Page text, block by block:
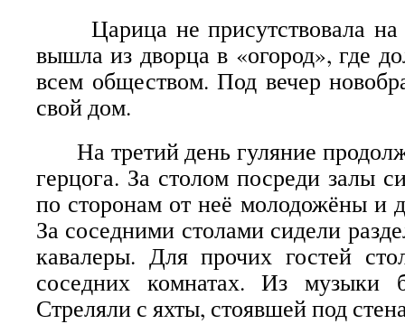
Царица не присутствовала на
вышла из дворца в «огород», где
всем обществом. Под вечер
свой дом.
На третий день гуляние
герцога. За столом посреди залы
по сторонам от неё молодожёны и
За соседними столами сидели
кавалеры. Для прочих гостей
соседних комнатах. Из музыки
Стреляли с яхты, стоявшей под